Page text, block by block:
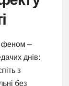
феном –
днів:
з
без